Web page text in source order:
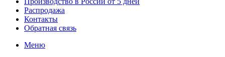
Распродажа
Контакты
Обратная связь
Меню